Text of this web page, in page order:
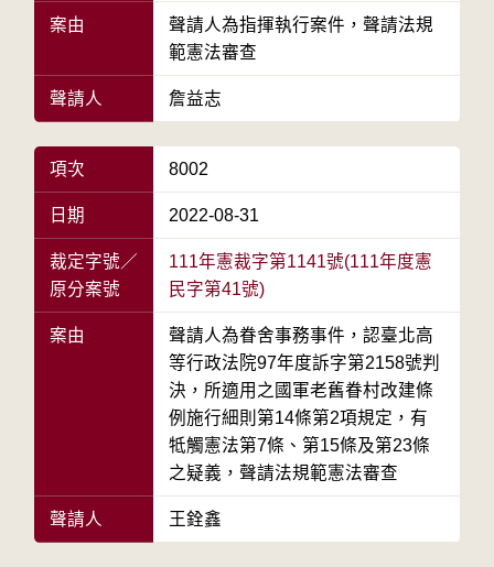
案由
聲請人為指揮執行案件，聲請法規
範憲法審查
聲請人 詹益志
項次 8002
日期 2022-08-31
裁定字號／
原分案號
111年憲裁字第1141號(111年度憲
民字第41號)
案由
聲請人為眷舍事務事件，認臺北高
等行政法院97年度訴字第2158號判
決，所適用之國軍老舊眷村改建條
例施行細則第14條第2項規定，有
牴觸憲法第7條、第15條及第23條
之疑義，聲請法規範憲法審查
聲請人 王銓鑫